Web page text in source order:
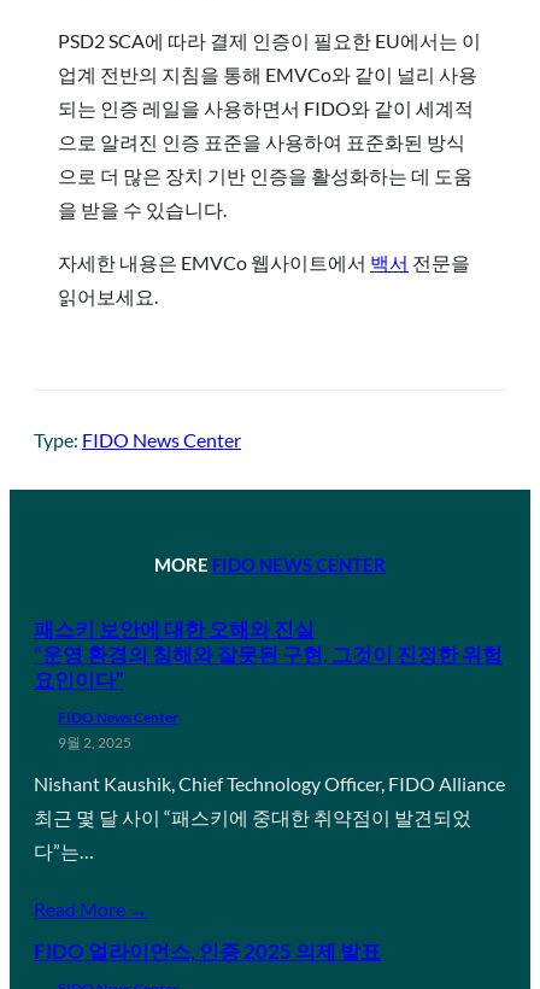
PSD2 SCA에 따라 결제 인증이 필요한 EU에서는 이
업계 전반의 지침을 통해 EMVCo와 같이 널리 사용
되는 인증 레일을 사용하면서 FIDO와 같이 세계적
으로 알려진 인증 표준을 사용하여 표준화된 방식
으로 더 많은 장치 기반 인증을 활성화하는 데 도움
을 받을 수 있습니다.
자세한 내용은 EMVCo 웹사이트에서 백서 전문을
읽어보세요.
Type: FIDO News Center
MORE FIDO NEWS CENTER
패스키 보안에 대한 오해와 진실
“운영 환경의 침해와 잘못된 구현, 그것이 진정한 위험
요인이다”
FIDO News Center
9월 2, 2025
Nishant Kaushik, Chief Technology Officer, FIDO Alliance
최근 몇 달 사이 “패스키에 중대한 취약점이 발견되었
다”는…
Read More →
FIDO 얼라이언스, 인증 2025 의제 발표